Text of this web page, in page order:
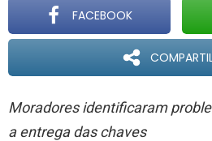
FACEBOOK
Moradores identificaram
a entrega das chaves